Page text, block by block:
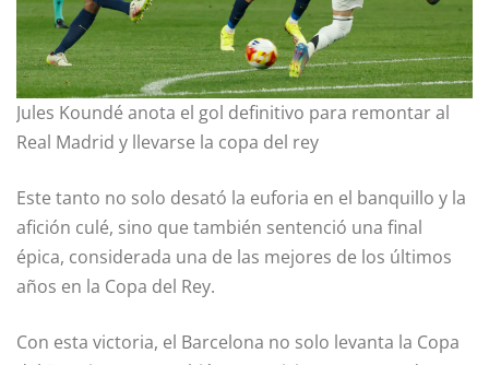
Jules Koundé anota el gol definitivo para remontar al
Real Madrid y llevarse la copa del rey
Este tanto no solo desató la euforia en el banquillo y la
afición culé, sino que también sentenció una final
épica, considerada una de las mejores de los últimos
años en la Copa del Rey.
Con esta victoria, el Barcelona no solo levanta la Copa